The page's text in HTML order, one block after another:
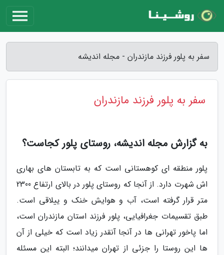
سفر به پلور فرزند مازندران - مجله اندیشه
سفر به پلور فرزند مازندران
به گزارش مجله اندیشه، روستای پلور کجاست؟
پلور منطقه ای کوهستانی است که به تابستان های بهاری
اش شهرت دارد. از آنجا که روستای پلور در بالای ارتفاع 2300
متر قرار گرفته است، آب و هوایش خنک و ییلاقی است.
طبق تقسیمات جغرافیایی، پلور فرزند استان مازندران است،
اما پاخور تهرانی ها در آنجا آنقدر زیاد است که خیلی از آن
ها این روستا را جزئی از تهران میدانند؛ البته این مسئله